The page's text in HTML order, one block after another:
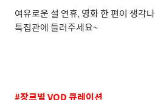
여유로운 설 연휴,영화 한 편이 생각
특집관에 들러주세요~
#장르별VOD큐레이션